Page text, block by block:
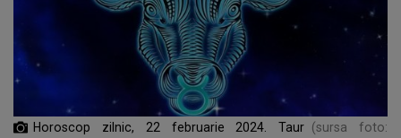
Horoscop zilnic, 22 februarie 2024. Taur (sursa foto: